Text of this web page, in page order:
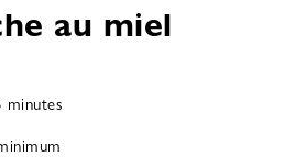
au miel
minutes